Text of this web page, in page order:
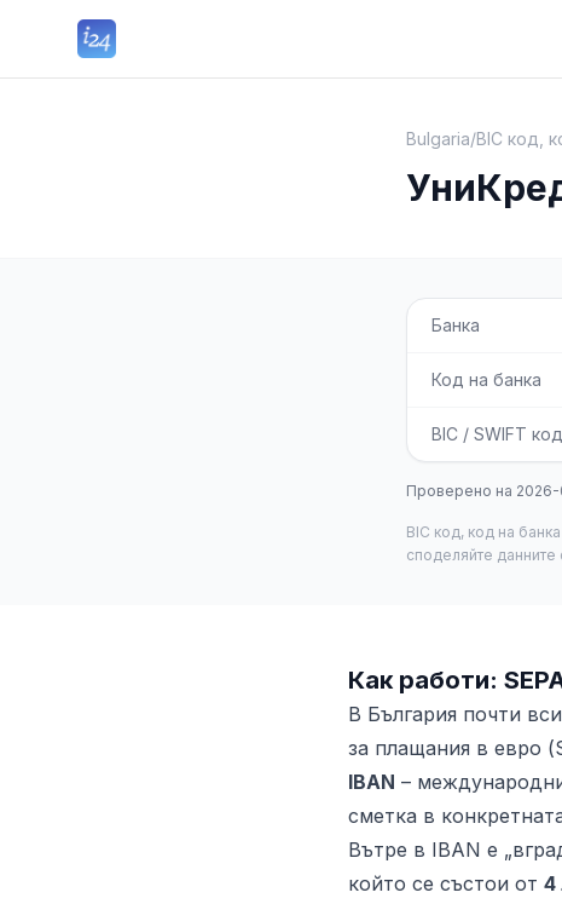
Bulgaria/BIC код,
Банка
Код на банка
BIC / SWIFT код
Проверено на
BIC код, код на
споделяйте данните
Как работи:
В България почти
за плащания в евро
IBAN –
сметка в
Вътре в IBAN е
който се състои от 4